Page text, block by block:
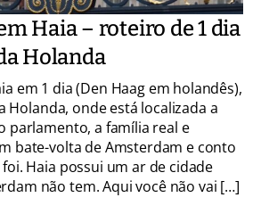
Haia – roteiro de 1 dia
Holanda
em 1 dia (Den Haag em holandês),
Holanda, onde está localizada a
parlamento, a família real e
bate-volta de Amsterdam e conto
Haia possui um ar de cidade
não tem. Aqui você não vai […]